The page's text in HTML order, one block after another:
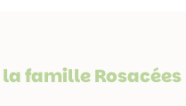
la familleRosacées